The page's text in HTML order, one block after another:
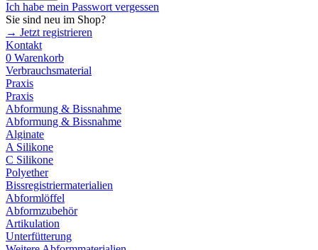
Ich habe mein Passwort vergessen
Sie sind neu im Shop?
→ Jetzt registrieren
Kontakt
0 Warenkorb
Verbrauchsmaterial
Praxis
Praxis
Abformung & Bissnahme
Abformung & Bissnahme
Alginate
A Silikone
C Silikone
Polyether
Bissregistriermaterialien
Abformlöffel
Abformzubehör
Artikulation
Unterfütterung